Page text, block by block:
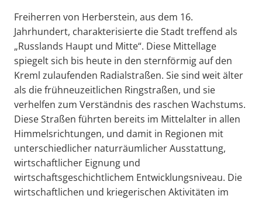
Freiherren von Herberstein, aus dem 16.
Jahrhundert, charakterisierte die Stadt treffend als
„Russlands Haupt und Mitte“. Diese Mittellage
spiegelt sich bis heute in den sternförmig auf den
Kreml zulaufenden Radialstraßen. Sie sind weit älter
als die frühneuzeitlichen Ringstraßen, und sie
verhelfen zum Verständnis des raschen Wachstums.
Diese Straßen führten bereits im Mittelalter in allen
Himmelsrichtungen, und damit in Regionen mit
unterschiedlicher naturräumlicher Ausstattung,
wirtschaftlicher Eignung und
wirtschaftsgeschichtlichem Entwicklungsniveau. Die
wirtschaftlichen und kriegerischen Aktivitäten im